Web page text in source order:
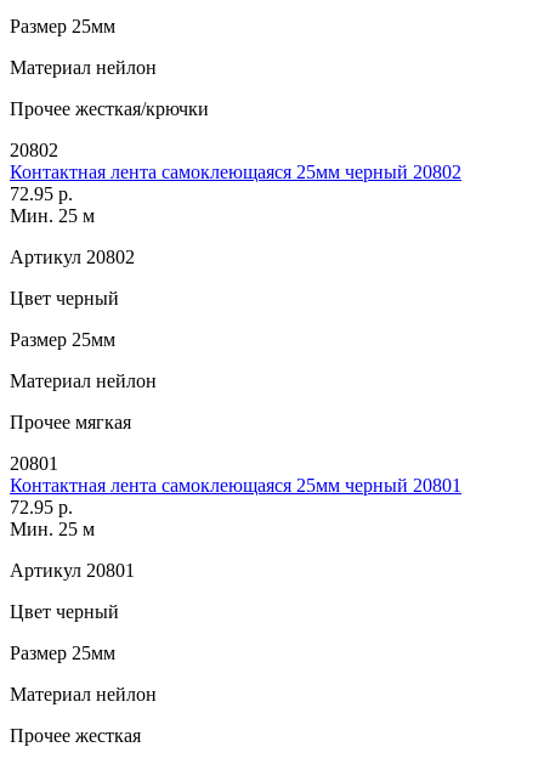
Размер 25мм
Материал нейлон
Прочее жесткая/крючки
20802
Контактная лента самоклеющаяся 25мм черный 20802
72.95 р.
Мин. 25 м
Артикул 20802
Цвет черный
Размер 25мм
Материал нейлон
Прочее мягкая
20801
Контактная лента самоклеющаяся 25мм черный 20801
72.95 р.
Мин. 25 м
Артикул 20801
Цвет черный
Размер 25мм
Материал нейлон
Прочее жесткая